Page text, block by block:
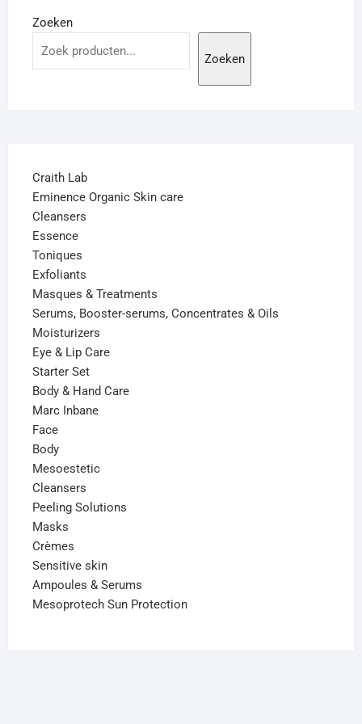
Zoeken
Zoeken
Craith Lab
Eminence Organic Skin care
Cleansers
Essence
Toniques
Exfoliants
Masques & Treatments
Serums, Booster-serums, Concentrates & Oils
Moisturizers
Eye & Lip Care
Starter Set
Body & Hand Care
Marc Inbane
Face
Body
Mesoestetic
Cleansers
Peeling Solutions
Masks
Crèmes
Sensitive skin
Ampoules & Serums
Mesoprotech Sun Protection